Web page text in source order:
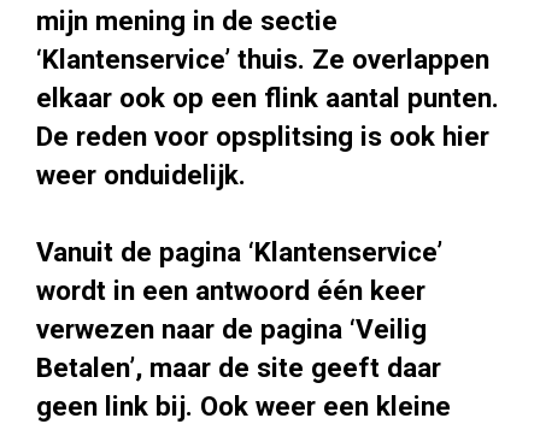
mijn mening in de sectie
‘Klantenservice’ thuis. Ze overlappen
elkaar ook op een flink aantal punten.
De reden voor opsplitsing is ook hier
weer onduidelijk.
Vanuit de pagina ‘Klantenservice’
wordt in een antwoord één keer
verwezen naar de pagina ‘Veilig
Betalen’, maar de site geeft daar
geen link bij. Ook weer een kleine